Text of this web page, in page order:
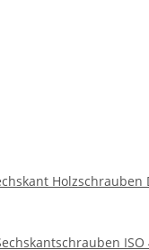
Holzschrauben